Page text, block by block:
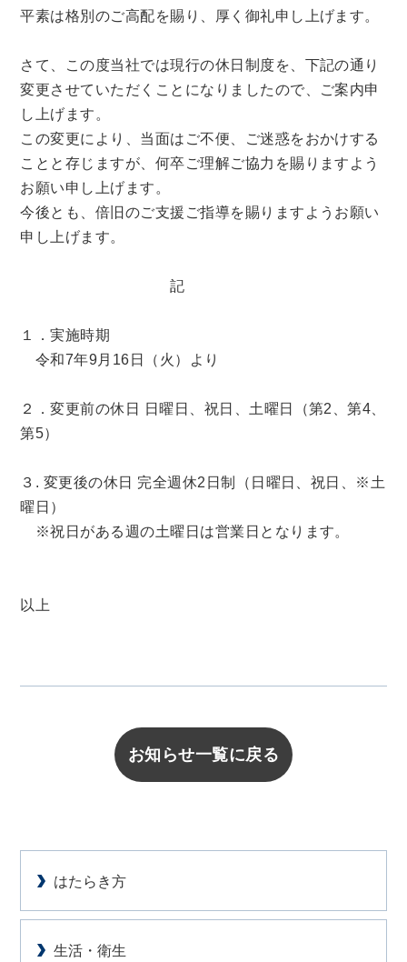
平素は格別のご高配を賜り、厚く御礼申し上げます。
さて、この度当社では現行の休日制度を、下記の通り
変更させていただくことになりましたので、ご案内申
し上げます。
この変更により、当面はご不便、ご迷惑をおかけする
ことと存じますが、何卒ご理解ご協力を賜りますよう
お願い申し上げます。
今後とも、倍旧のご支援ご指導を賜りますようお願い
申し上げます。
記
１．実施時期
令和7年9月16日（火）より
２．変更前の休日 日曜日、祝日、土曜日（第2、第4、
第5）
３. 変更後の休日 完全週休2日制（日曜日、祝日、※土
曜日）
※祝日がある週の土曜日は営業日となります。
以上
お知らせ一覧に戻る
はたらき方
生活・衛生